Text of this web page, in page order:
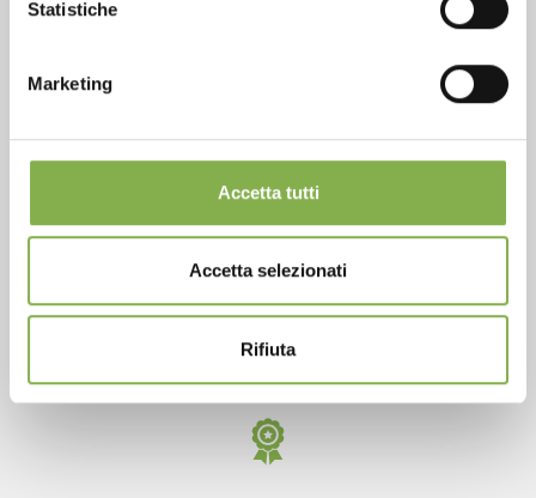
Statistiche
Marketing
Accetta tutti
Accetta selezionati
Rifiuta
Phone
From monday to friday
+1 904 294 5920
SERVICES